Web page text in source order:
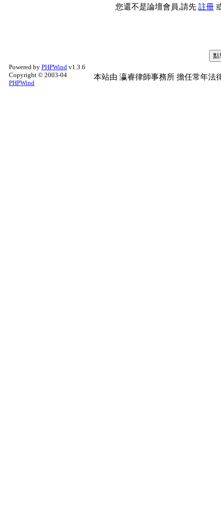
您還不是論壇會員,請先 註冊
Powered by PHPWind v1.3.6
Copyright © 2003-04
PHPWind
本站由 瀛睿律師事務所 擔任常年法